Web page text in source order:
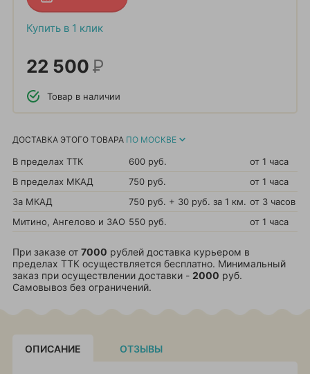
Купить в 1 клик
22 500Р
Товар в наличии
ДОСТАВКА ЭТОГО ТОВАРА ПО МОСКВЕ
В пределах ТТК 600 руб.
от 1 часа
В пределах МКАД
750 руб.
от 1 часа
За МКАД
750 руб. + 30 руб. за 1 км. от 3 часов
Митино, Ангелово и ЗАО 550 руб. от 1 часа
При заказе от 7000 рублей доставка курьером в
пределах ТТК осуществляется бесплатно. Минимальный
заказ при осуществлении доставки - 2000 руб.
Самовывоз без ограничений.
ОПИСАНИЕ ОТЗЫВЫ